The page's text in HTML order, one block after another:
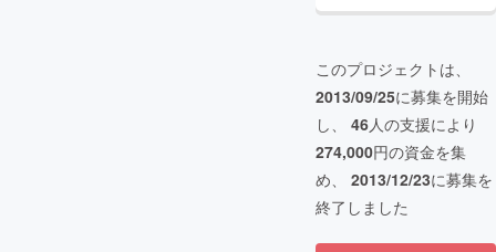
このプロジェクトは、
2013/09/25に募集を開始
し、 46人の支援により
274,000円の資金を集
め、 2013/12/23に募集を
終了しました